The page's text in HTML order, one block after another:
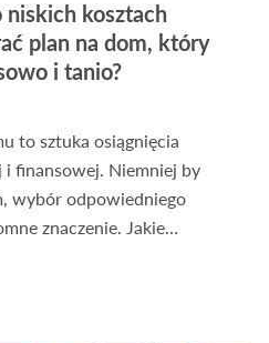
kosztach
plan na dom, który
i tanio?
to sztuka osiągnięcia
finansowej. Niemniej by
wybór odpowiedniego
znaczenie. Jakie
za ekonomiczne pod